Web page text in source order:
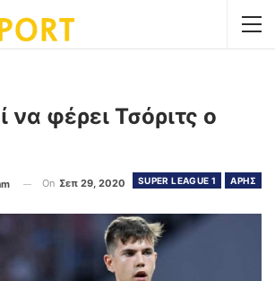
να φέρει Τσόριτς ο
SUPER LEAGUE 1 ΑΡΗΣ
On Σεπ 29, 2020